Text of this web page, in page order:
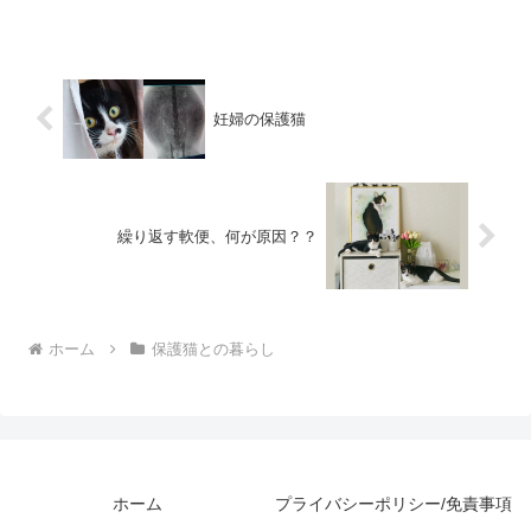
妊婦の保護猫
繰り返す軟便、何が原因？？
ホーム 保護猫との暮らし
ホーム プライバシーポリシー/免責事項